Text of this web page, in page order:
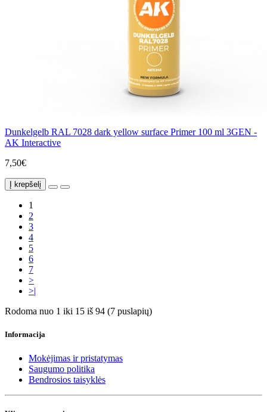
Dunkelgelb RAL 7028 dark yellow surface Primer 100 ml 3GEN -
AK Interactive
7,50€
Į krepšelį
1
2
3
4
5
6
7
>
>|
Rodoma nuo 1 iki 15 iš 94 (7 puslapių)
Informacija
Mokėjimas ir pristatymas
Saugumo politika
Bendrosios taisyklės